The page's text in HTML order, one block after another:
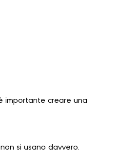
importante creare una
si usano davvero.